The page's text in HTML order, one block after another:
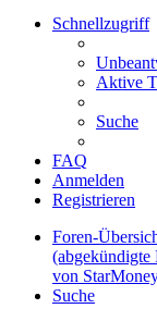
Schnellzugriff
Aktive
Suche
FAQ
Anmelden
Registrieren
Foren-
(abgekündigte
von
Suche